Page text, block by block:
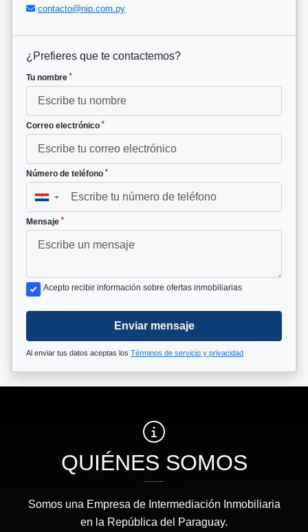
contacto@nip.com.py
¿Prefieres que te contactemos?
Tu nombre *
Correo electrónico *
Número de teléfono *
▼
Mensaje *
Acepto recibir información sobre ofertas inmobiliarias
Enviar mensaje
Al enviar tus datos aceptas los Términos de servicio y privacidad
QUIÉNES SOMOS
Somos una Empresa de Intermediación Inmobiliaria
en la República del Paraguay.